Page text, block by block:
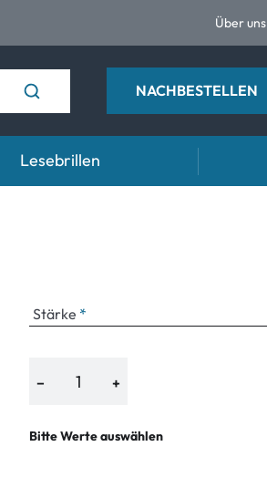
Über uns
NACHBESTELLEN
Lesebrillen
Stärke
− +
Bitte Werte auswählen